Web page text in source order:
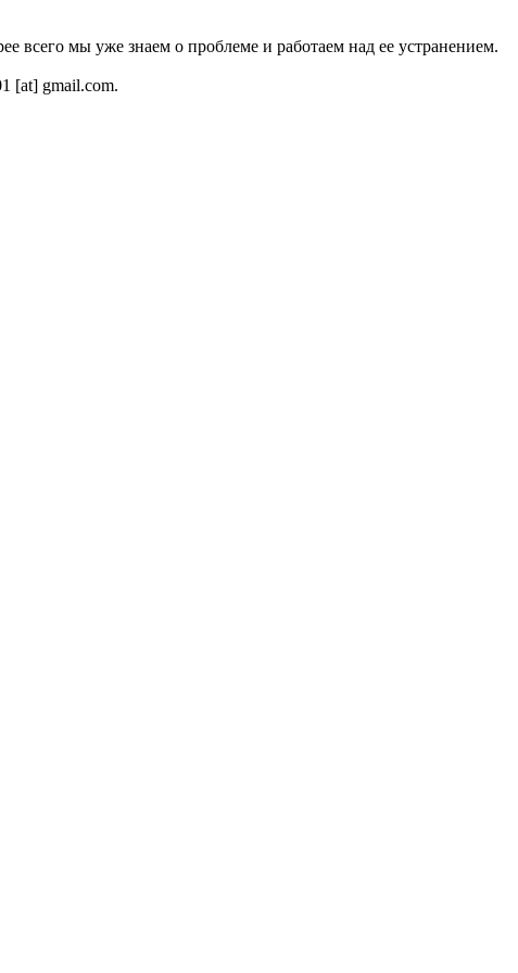
всего мы уже знаем о проблеме и работаем над ее устранением.
[at] gmail.com.